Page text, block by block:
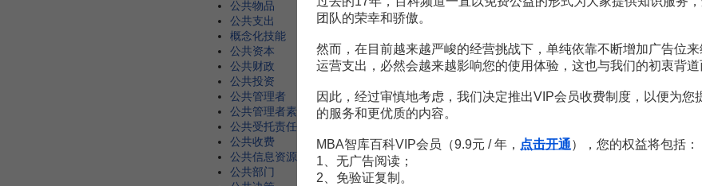
公共物品
公共支出
概念化技能
公共资本
公共财政
公共投资
公共管理者
公共管理者素质
公共受托责任
公共收费
公共信息资源管理
公共部门
公共事业管理合同
管理型政府
管制型政府
国家能力
国家自主性
公共政策环境
团队的荣幸和骄傲。
然而，在目前越来越严峻的经营挑战下，单纯依靠不断增加广告位
运营支出，必然会越来越影响您的使用体验，这也与我们的初衷背道
因此，经过审慎地考虑，我们决定推出VIP会员收费制度，以便为您
的服务和更优质的内容。
MBA智库百科VIP会员（9.9元 / 年， 点击开通），您的权益将包括：
1、无广告阅读；
2、免验证复制。